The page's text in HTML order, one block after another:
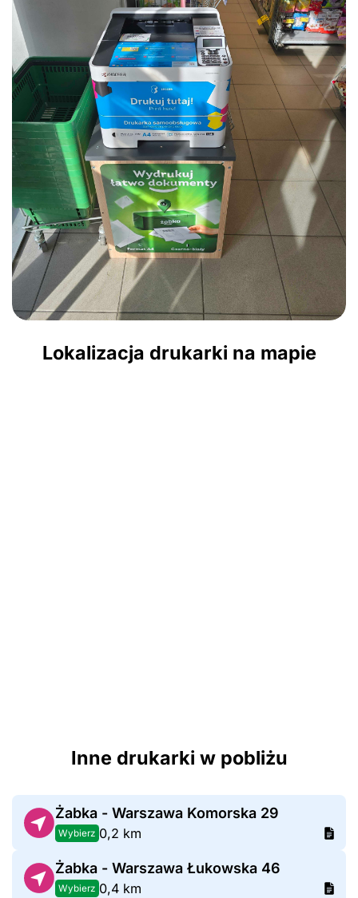
Lokalizacja drukarki na mapie
Inne drukarki w pobliżu
Żabka - Warszawa Komorska 29
Wybierz 0,2 km
Żabka - Warszawa Łukowska 46
Wybierz 0,4 km